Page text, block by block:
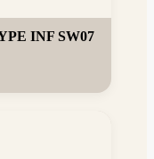
INF SW07